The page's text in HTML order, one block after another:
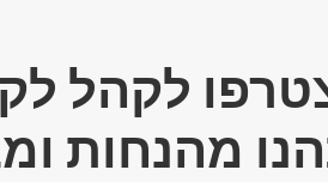
לקהל
מהנחות